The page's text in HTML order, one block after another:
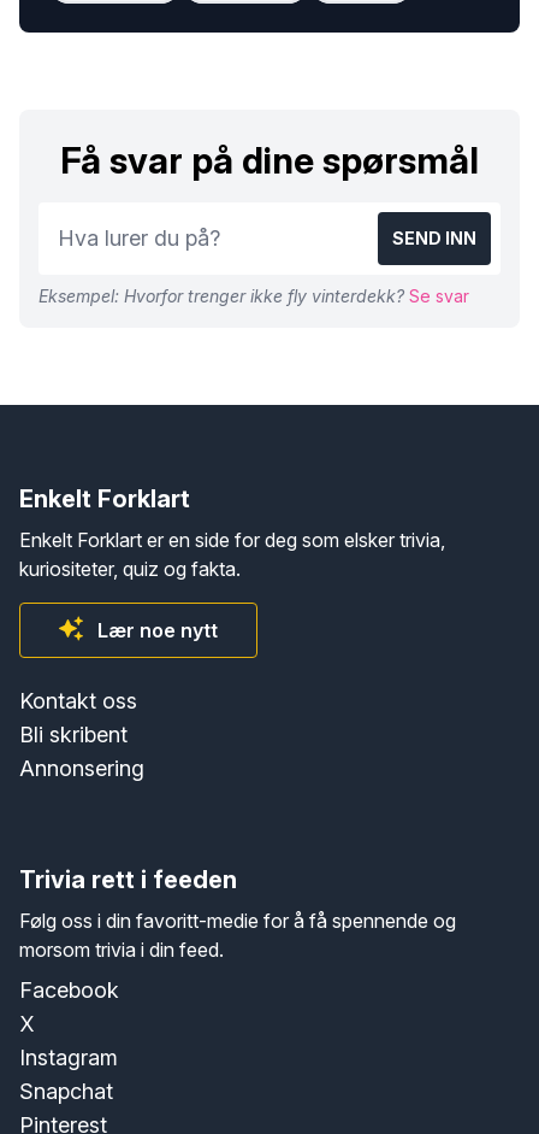
Få svar på dine spørsmål
SEND INN
Eksempel: Hvorfor trenger ikke fly vinterdekk? Se svar
Enkelt Forklart
Enkelt Forklart er en side for deg som elsker trivia,
kuriositeter, quiz og fakta.
Lær noe nytt
Kontakt oss
Bli skribent
Annonsering
Trivia rett i feeden
Følg oss i din favoritt-medie for å få spennende og
morsom trivia i din feed.
Facebook
X
Instagram
Snapchat
Pinterest